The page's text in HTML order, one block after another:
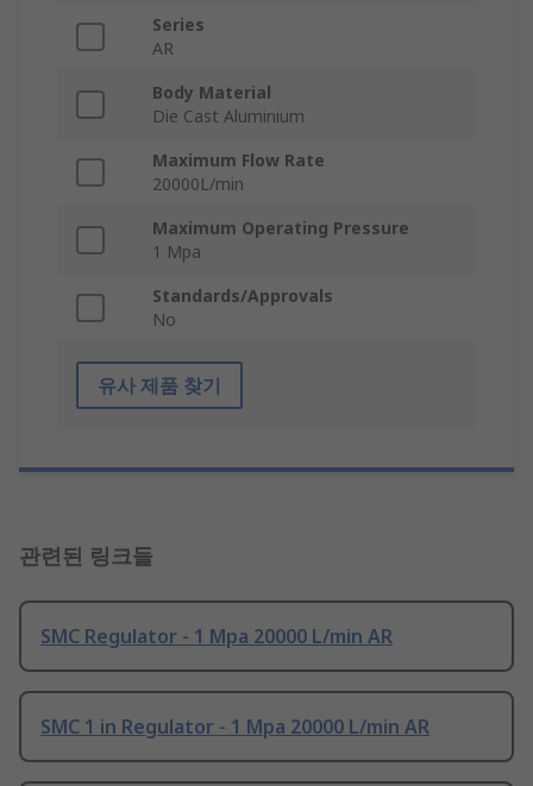
Series
AR
Body Material
Die Cast Aluminium
Maximum Flow Rate
20000L/min
Maximum Operating Pressure
1 Mpa
Standards/Approvals
No
유사 제품 찾기
관련된 링크들
SMC Regulator - 1 Mpa 20000 L/min AR
SMC 1 in Regulator - 1 Mpa 20000 L/min AR